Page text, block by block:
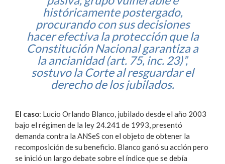
históricamente postergado,
procurando con sus decisiones
hacer efectiva la protección que la
Constitución Nacional garantiza a
la ancianidad (art. 75, inc. 23)”,
sostuvo la Corte al resguardar el
derecho de los jubilados.
El caso: Lucio Orlando Blanco, jubilado desde el año 2003
bajo el régimen de la ley 24.241 de 1993, presentó
demanda contra la ANSeS con el objeto de obtener la
recomposición de su beneficio. Blanco ganó su acción pero
se inició un largo debate sobre el índice que se debía